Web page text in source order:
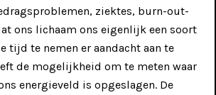
en plezier
met de dieren en
te ontdekken waar
wat hun kracht is,
en leren
?
ziektes, burn-out-
ons lichaam ons eigenlijk een soort
tijd te nemen er aandacht aan te
de mogelijkheid om te meten waar
energieveld is opgeslagen. De